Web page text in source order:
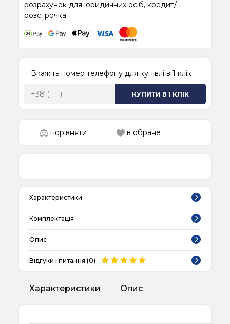
розрахунок для юридичних осіб, кредит/
розстрочка.
Вкажіть номер телефону для купівлі в 1 клік
КУПИТИ В 1 КЛІК
порівняти в обране
Характеристики
Комплектація
Опис
Відгуки і питання (0)
Характеристики Опис